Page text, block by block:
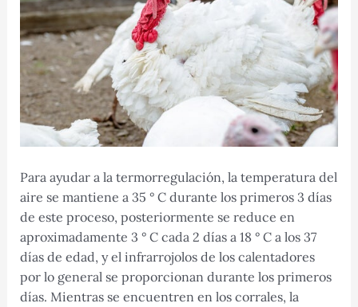
Para ayudar a la termorregulación, la temperatura del
aire se mantiene a 35 ° C durante los primeros 3 días
de este proceso, posteriormente se reduce en
aproximadamente 3 ° C cada 2 días a 18 ° C a los 37
días de edad, y el infrarrojolos de los calentadores
por lo general se proporcionan durante los primeros
días. Mientras se encuentren en los corrales, la